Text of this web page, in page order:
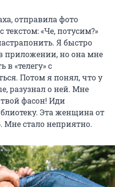
отправила фото
«Че, потусим?»
Я быстро
приложении, но она мне
«телегу» с
Потом я понял, что у
разузнал о ней. Мне
твой фасон! Иди
Эта женщина от
Мне стало неприятно.